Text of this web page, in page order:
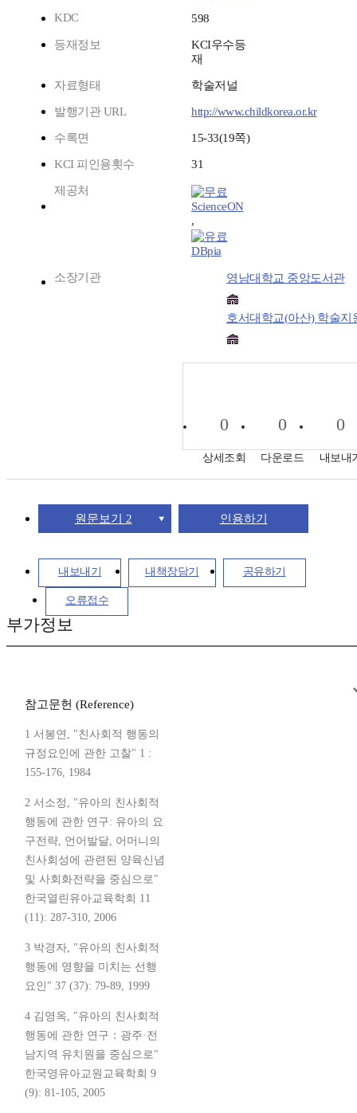
KDC
598
등재정보
KCI우수등
재
자료형태 학술저널
발행기관 URL http://www.childkorea.or.kr
수록면 15-33(19쪽)
KCI 피인용횟수 31
제공처
ScienceON
,
DBpia
소장기관 영남대학교 중앙도서관
호서대학교(아산) 학술지
0
상세조회
0
다운로드
0
내보내
원문보기 2 인용하기
내보내기 내책장담기 공유하기
오류접수
부가정보
참고문헌 (Reference)
1 서봉연, "친사회적 행동의
규정요인에 관한 고찰" 1 :
155-176, 1984
2 서소정, "유아의 친사회적
행동에 관한 연구: 유아의 요
구전략, 언어발달, 어머니의
친사회성에 관련된 양육신념
및 사회화전략을 중심으로"
한국열린유아교육학회 11
(11): 287-310, 2006
3 박경자, "유아의 친사회적
행동에 영향을 미치는 선행
요인" 37 (37): 79-89, 1999
4 김영옥, "유아의 친사회적
행동에 관한 연구：광주·전
남지역 유치원을 중심으로"
한국영유아교원교육학회 9
(9): 81-105, 2005